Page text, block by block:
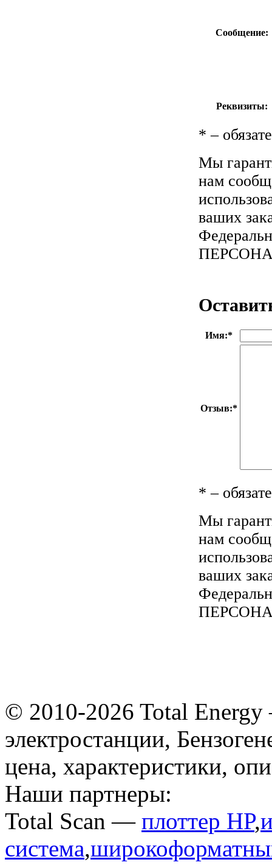
Сообщение:
Реквизиты:
* –
Мы
нам
ваших
Имя:*
Отзыв:*
* –
Мы
нам
ваших
© 2010-2026 Total
электростанции,
цена, характеристики,
Наши партнеры:
Total Scan — плоттер HP,
система,